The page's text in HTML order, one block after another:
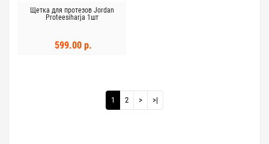
Щетка для протезов Jordan
Proteesiharja 1шт
599.00 р.
1 2 > >|